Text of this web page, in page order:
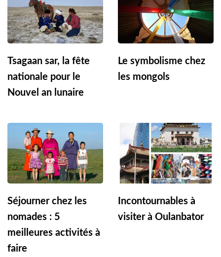
Tsagaan sar, la fête
nationale pour le
Nouvel an lunaire
Le symbolisme chez
les mongols
Séjourner chez les
nomades : 5
meilleures activités à
faire
Incontournables à
visiter à Oulanbator